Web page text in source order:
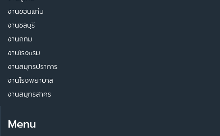
งานขอนแก่น
งานชลบุรี
งานกทม
งานโรงแรม
งานสมุทรปราการ
งานโรงพยาบาล
งานสมุทรสาคร
Menu